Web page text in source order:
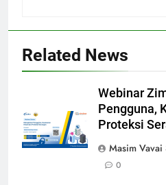
Related News
Webinar
Pengguna,
Proteksi
Masim
0